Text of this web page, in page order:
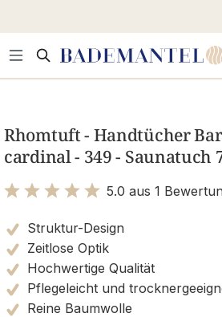
Rhomtuft - Handtücher
cardinal - 349 - Saunatuch
5.0 aus 1
Struktur-Design
Zeitlose Optik
Hochwertige Qualität
Pflegeleicht und
Reine Baumwolle